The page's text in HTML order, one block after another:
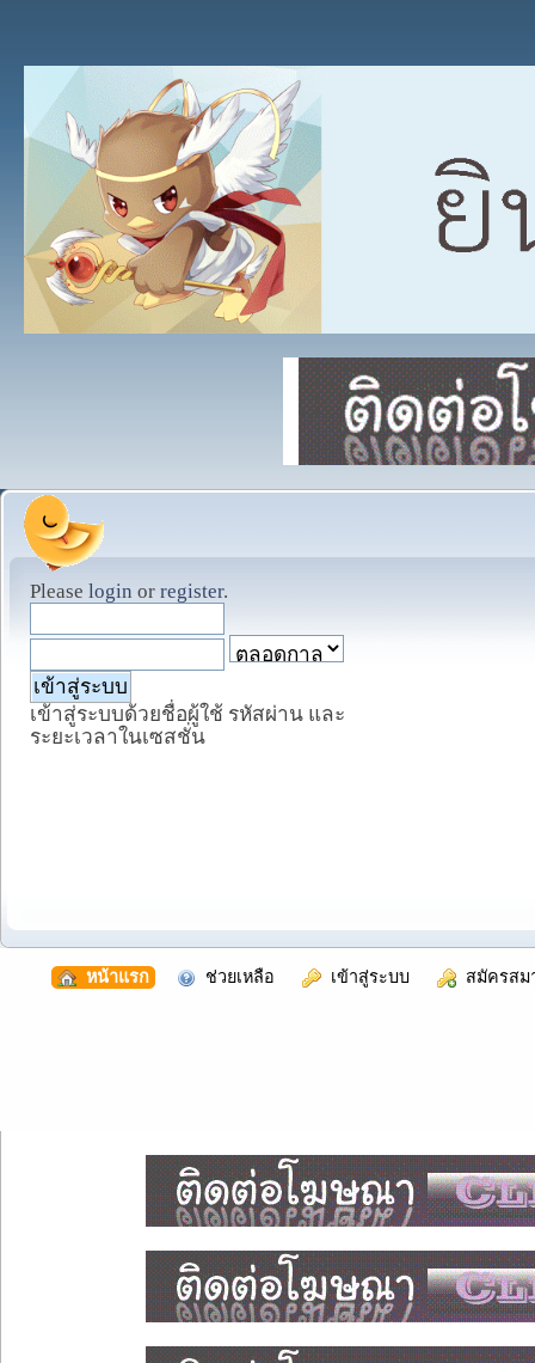
Please login or register.
เข้าสู่ระบบด้วยชื่อผู้ใช้ รหัสผ่าน และ
ระยะเวลาในเซสชั่น
หน้าแรก ช่วยเหลือ เข้าสู่ระบบ สมัครสม